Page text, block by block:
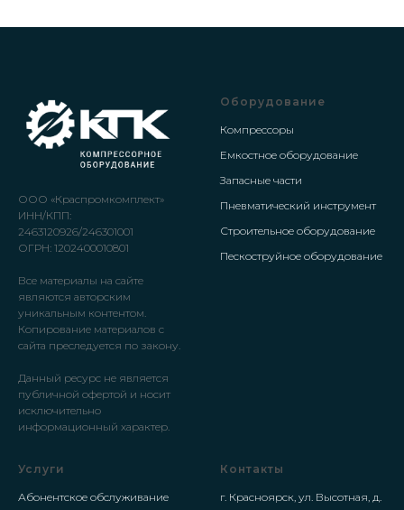
ООО «Краспромкомплект»
ИНН/КПП:
2463120926/246301001
ОГРН: 1202400010801
Все материалы на сайте
являются авторским
уникальным контентом.
Копирование материалов с
сайта преследуется по закону.
Данный ресурс не является
публичной офертой и носит
исключительно
информационный характер.
Оборудование
Компрессоры
Емкостное оборудование
Запасные части
Пневматический инструмент
Строительное оборудование
Пескоструйное оборудование
Услуги
Абонентское обслуживание
Контакты
г. Красноярск, ул. Высотная, д.